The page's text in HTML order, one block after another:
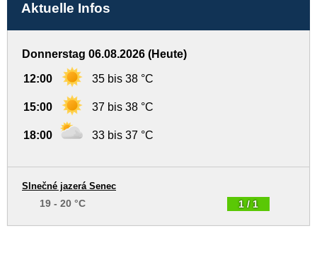
Aktuelle Infos
Donnerstag 06.08.2026 (Heute)
12:00 35 bis 38 °C
15:00 37 bis 38 °C
18:00 33 bis 37 °C
1 / 1
Slnečné jazerá Senec
19 - 20 °C